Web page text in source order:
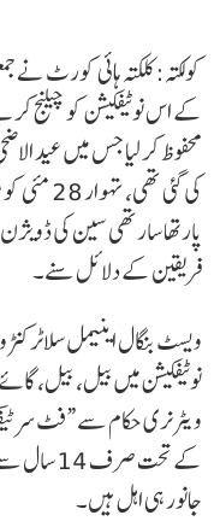
کے اس نوٹیفکیشن کو چیلنج
محفوظ کر لیا جس میں عید
کی گئی
پارتھا سارتھی سین کی
فریقین کے دلائل سنے۔
نوٹیفکیشن میں بیل، بیل،
ویٹرنری حکام سے “فٹ
کے تحت
جانور ہی اہل ہیں۔